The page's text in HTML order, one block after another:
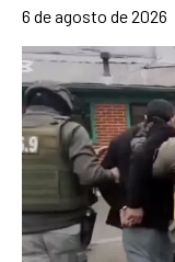
6 de agosto de 2026